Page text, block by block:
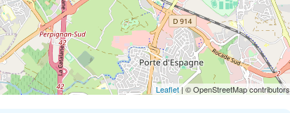
Leaflet| © OpenStreetMap contributors